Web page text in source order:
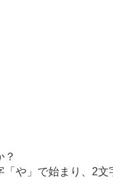
？
や」で始まり、2